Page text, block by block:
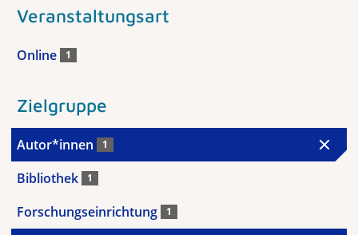
Veranstaltungsart
Online 1
Zielgruppe
Autor*innen 1
Bibliothek 1
Forschungseinrichtung 1